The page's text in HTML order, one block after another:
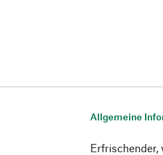
Allgemeine